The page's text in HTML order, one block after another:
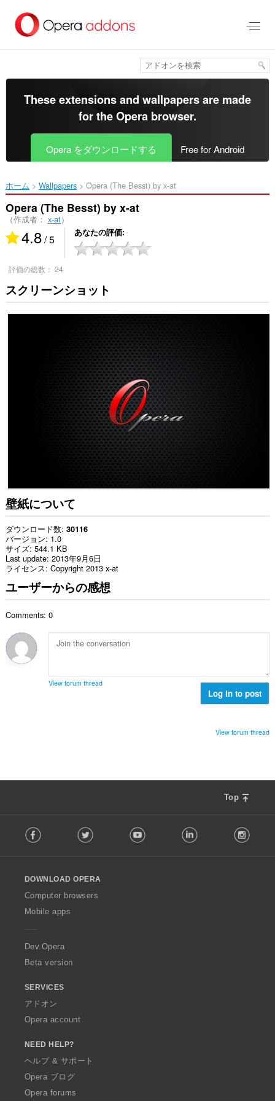
メ
ツ
移
動
These extensions and wallpapers are made
for theOpera browser.
Opera をダウンロードする Free for Android
ホーム Wallpapers Opera (The Besst) by x-at‎
Opera (The Besst) by x-at
（作成者： x-at）
4.8/ 5 あなたの評価
評価の総数： 24
スクリーンショット
壁紙について
ダウンロード数 30116
バージョン 1.0
サイズ 544.1 KB
Last update 2013年9月6日
ライセンス Copyright 2013 x-at
ユーザーからの感想
Comments: 0
View forum thread
Log in to post
View forum thread
Top
o
w
O
p
a
Facebook Twitter Youtube LinkedIn
DOWNLOAD OPERA
Computer browsers
Mobile apps
Dev.Opera
Beta version
SERVICES
アドオン
Opera account
NEED HELP?
ヘルプ & サポート
Opera ブログ
Opera forums